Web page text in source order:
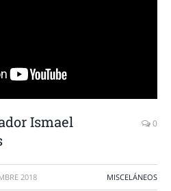
Ismael
0
2018 MISCELÁNEOS